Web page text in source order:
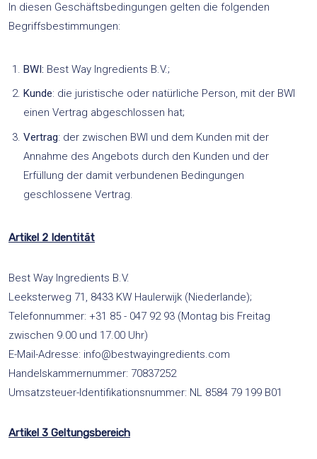
In diesen Geschäftsbedingungen gelten die folgenden
Begriffsbestimmungen:
BWI: Best Way Ingredients B.V.;
Kunde: die juristische oder natürliche Person, mit der BWI
einen Vertrag abgeschlossen hat;
Vertrag: der zwischen BWI und dem Kunden mit der
Annahme des Angebots durch den Kunden und der
Erfüllung der damit verbundenen Bedingungen
geschlossene Vertrag.
Artikel 2 Identität
Best Way Ingredients B.V.
Leeksterweg 71, 8433 KW Haulerwijk (Niederlande);
Telefonnummer: +31 85 - 047 92 93 (Montag bis Freitag
zwischen 9.00 und 17.00 Uhr)
E-Mail-Adresse: info@bestwayingredients.com
Handelskammernummer: 70837252
Umsatzsteuer-Identifikationsnummer: NL 8584 79 199 B01
Artikel 3 Geltungsbereich